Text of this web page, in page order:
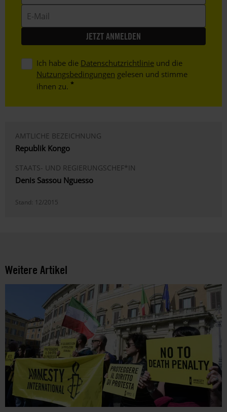
Mail
Ich habe die Datenschutzrichtlinie und die
Nutzungsbedingungen gelesen und stimme
ihnen zu.
AMTLICHE BEZEICHNUNG
Republik Kongo
STAATS- UND REGIERUNGSCHEF*IN
Denis Sassou Nguesso
Stand: 12/2015
Weitere Artikel